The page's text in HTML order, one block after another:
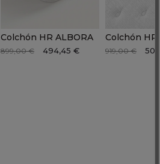
Colchón HR ALBORA
899,00 € 494,45 €
Colchón HR
919,00 €